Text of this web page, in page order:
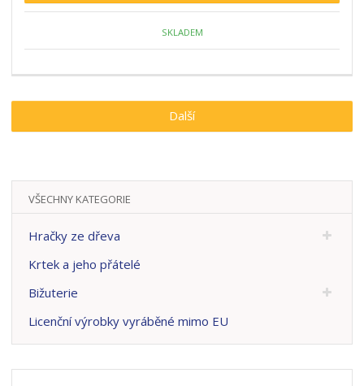
SKLADEM
Další
VŠECHNY KATEGORIE
Hračky ze dřeva
Krtek a jeho přátelé
Bižuterie
Licenční výrobky vyráběné mimo EU